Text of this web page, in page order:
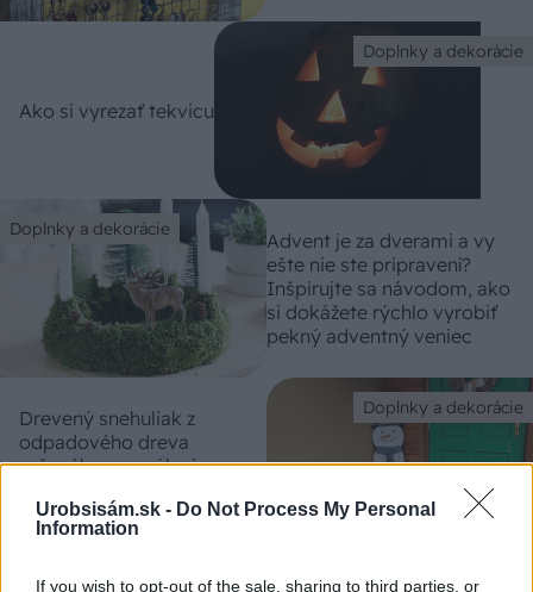
Urobsisám.sk - Do Not Process My Personal
Information
If you wish to opt-out of the sale, sharing to third parties, or
Doplnky a dekorácie
Ako si vyrezať tekvicu
Doplnky a dekorácie
Advent je za dverami a vy
ešte nie ste pripravení?
Inšpirujte sa návodom, ako
si dokážete rýchlo vyrobiť
pekný adventný veniec
Doplnky a dekorácie
Drevený snehuliak z
odpadového dreva
určeného na spálenie.
poteší nielen deti